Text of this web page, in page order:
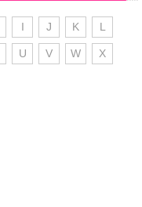
I J K L
U V W X